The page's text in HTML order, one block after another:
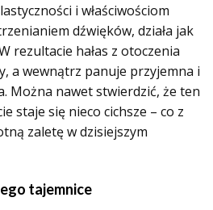
i właściwościom
dźwięków, działa jak
rezultacie hałas z otoczenia
a wewnątrz panuje przyjemna i
Można nawet stwierdzić, że ten
staje się nieco cichsze – co z
zaletę w dzisiejszym
tajemnice